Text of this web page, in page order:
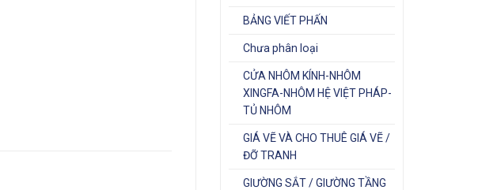
BẢNG VIẾT PHẤN
Chưa phân loại
CỬA NHÔM KÍNH-NHÔM
XINGFA-NHÔM HỆ VIỆT PHÁP-
TỦ NHÔM
GIÁ VẼ VÀ CHO THUÊ GIÁ VẼ /
ĐỠ TRANH
GIƯỜNG SẮT / GIƯỜNG TẦNG